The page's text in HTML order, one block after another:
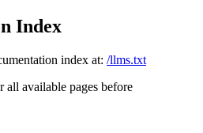
Index
index at: /llms.txt
all available pages before